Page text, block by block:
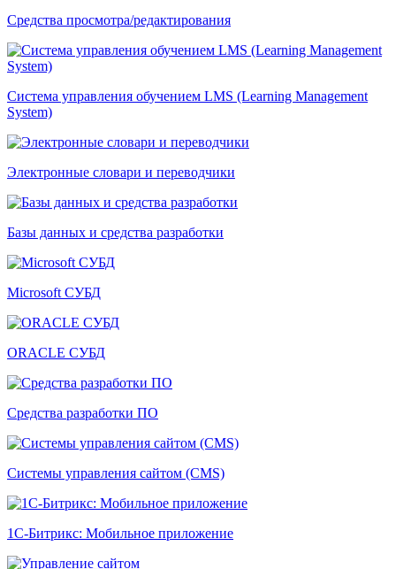
Средства просмотра/редактирования
Система управления обучением LMS (Learning Management
System)
Электронные словари и переводчики
Базы данных и средства разработки
Microsoft СУБД
ORACLE СУБД
Средства разработки ПО
Системы управления сайтом (CMS)
1С-Битрикс: Мобильное приложение